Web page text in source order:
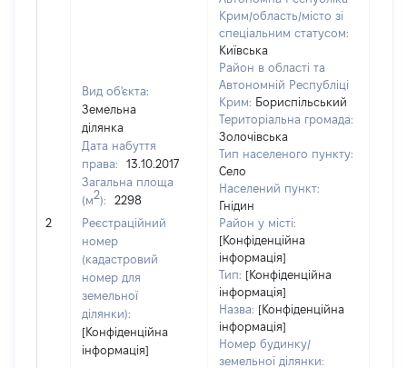
2
Вид об'єкта:
Земельна
ділянка
Дата набуття
права:
13.10.2017
Загальна площа
(м2):
2298
Реєстраційний
номер
(кадастровий
номер для
земельної
ділянки):
[Конфіденційна
інформація]
Крим/область/місто зі
спеціальним статусом:
Київська
Район в області та
Автономній Республіці
Крим: Бориспільський
Територіальна громада:
Золочівська
Тип населеного пункту:
Село
Населений пункт:
Гнідин
Район у місті:
[Конфіденційна
інформація]
Тип: [Конфіденційна
інформація]
Назва: [Конфіденційна
інформація]
Номер будинку/
земельної ділянки: